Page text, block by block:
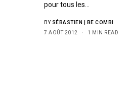
pour tous les…
BY SÉBASTIEN | BE COMBI
7 AOÛT 2012
1 MIN READ